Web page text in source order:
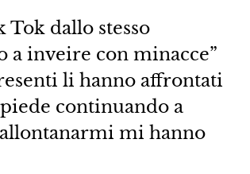
Tok dallo stesso
a inveire con minacce”
li hanno affrontati
continuando a
mi hanno